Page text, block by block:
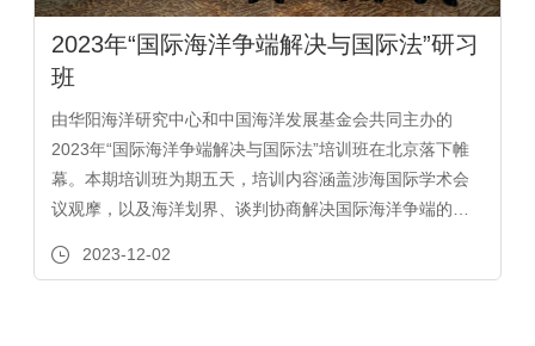
2023年“国际海洋争端解决与国际法”研习
班
由华阳海洋研究中心和中国海洋发展基金会共同主办的
2023年“国际海洋争端解决与国际法”培训班在北京落下帷
幕。本期培训班为期五天，培训内容涵盖涉海国际学术会
议观摩，以及海洋划界、谈判协商解决国际海洋争端的国
亚地区海上争端的历史等涉海洋法前沿问题专题授课...
2023-12-02